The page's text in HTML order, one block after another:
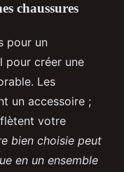
chaussures
pour un
pour créer une
Les
un accessoire ;
votre
bien choisie peut
en un ensemble